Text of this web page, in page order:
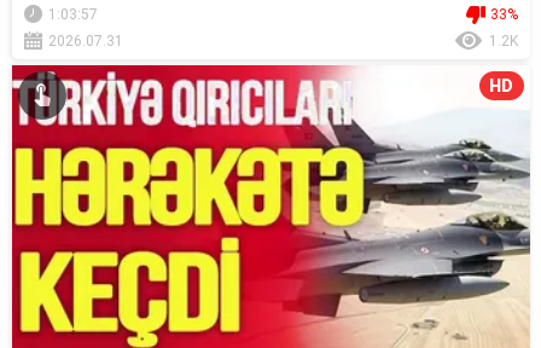
1:03:57
33%
2026.07.31
1.2K
HD